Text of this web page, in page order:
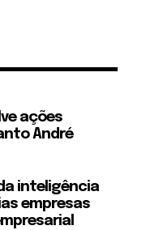
ações
André
inteligência
empresas